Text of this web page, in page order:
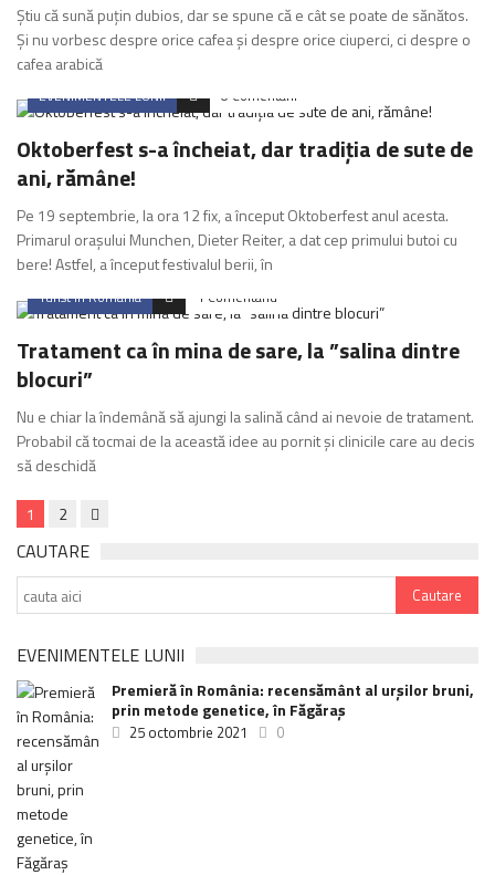
Știu că sună puțin dubios, dar se spune că e cât se poate de sănătos.
Și nu vorbesc despre orice cafea și despre orice ciuperci, ci despre o
cafea arabică
EVENIMENTELE LUNII 0 Comentarii
Oktoberfest s-a încheiat, dar tradiția de sute de
ani, rămâne!
Pe 19 septembrie, la ora 12 fix, a început Oktoberfest anul acesta.
Primarul orașului Munchen, Dieter Reiter, a dat cep primului butoi cu
bere! Astfel, a început festivalul berii, în
Turist in Romania 1 Comentariu
Tratament ca în mina de sare, la ”salina dintre
blocuri”
Nu e chiar la îndemână să ajungi la salină când ai nevoie de tratament.
Probabil că tocmai de la această idee au pornit și clinicile care au decis
să deschidă
1 2
CAUTARE
EVENIMENTELE LUNII
Premieră în România: recensământ al urșilor bruni,
prin metode genetice, în Făgăraș
25 octombrie 2021 0